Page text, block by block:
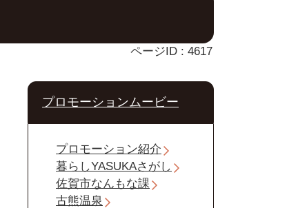
ページID : 4617
プロモーションムービー
プロモーション紹介
暮らしYASUKAさがし
佐賀市なんもな課
古熊温泉